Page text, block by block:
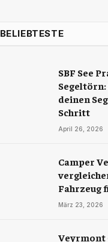
BELIEBTESTE
SBF See
deinen
Schritt
April 26, 2026
Camper
Fahrzeug
März 23, 2026